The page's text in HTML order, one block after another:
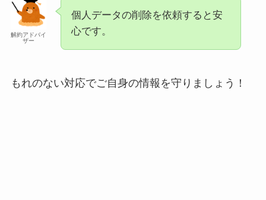
解約アドバイ
ザー
個人データの削除を依頼すると安
心です。
もれのない対応でご自身の情報を守りましょう！